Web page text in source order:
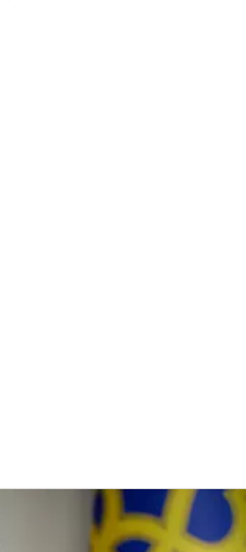
пусковые